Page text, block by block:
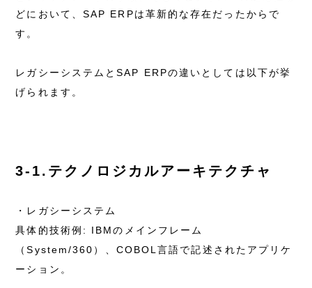
どにおいて、SAP ERPは革新的な存在だったからで
す。
レガシーシステムとSAP ERPの違いとしては以下が挙
げられます。
3-1.テクノロジカルアーキテクチャ
・レガシーシステム
具体的技術例: IBMのメインフレーム
（System/360）、COBOL言語で記述されたアプリケ
ーション。